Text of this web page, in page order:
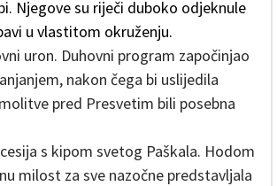
Njegove su riječi duboko odjeknule
u vlastitom okruženju.
uron. Duhovni program započinjao
nakon čega bi uslijedila
pred Presvetim bili posebna
s kipom svetog Paškala. Hodom
milost za sve nazočne predstavljala